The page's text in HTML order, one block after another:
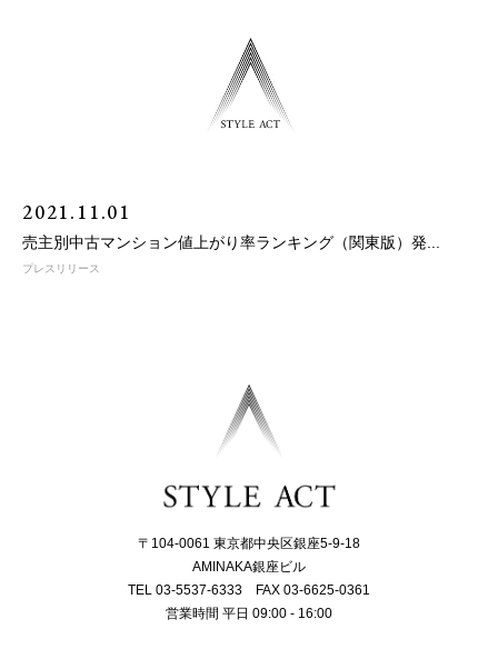
2021.11.01
売主別中古マンション値上がり率ランキング（関東版）発...
プレスリリース
〒104-0061 東京都中央区銀座5-9-18
AMINAKA銀座ビル
TEL 03-5537-6333 FAX 03-6625-0361
営業時間 平日 09:00 - 16:00